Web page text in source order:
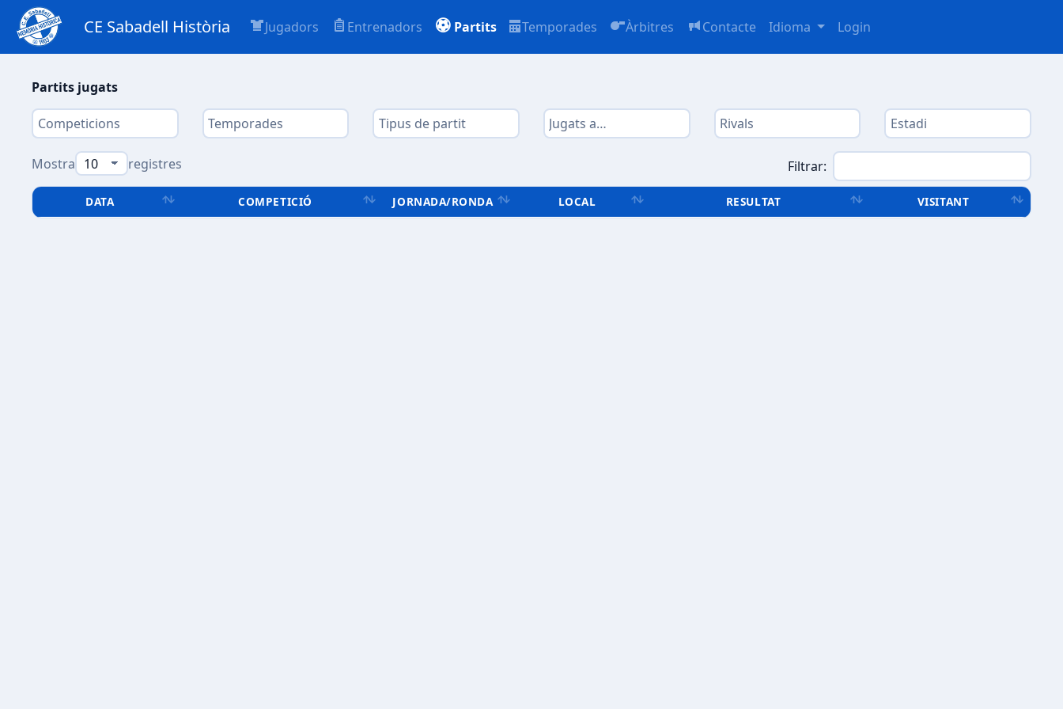
CE Sabadell Història Jugadors Entrenadors Partits Temporades Àrbitres Contacte Idioma Login
Partits jugats
Mostra registres Filtrar:
DATA COMPETICIÓ JORNADA/RONDA LOCAL RESULTAT VISITANT